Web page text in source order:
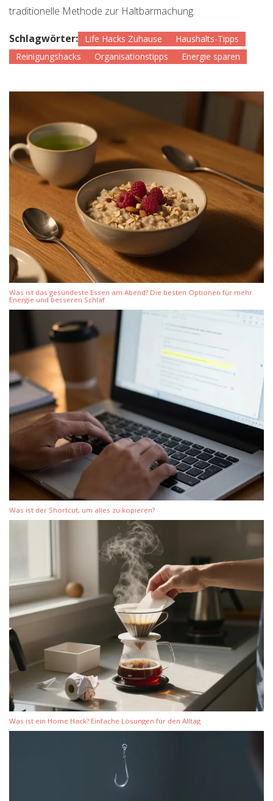
traditionelle Methode zur Haltbarmachung.
Schlagwörter: Life Hacks Zuhause
Haushalts-Tipps
Reinigungshacks
Organisationstipps Energie sparen
Was ist das gesündeste Essen am Abend? Die besten Optionen für mehr
Energie und besseren Schlaf
Was ist der Shortcut, um alles zu kopieren?
Was ist ein Home Hack? Einfache Lösungen für den Alltag